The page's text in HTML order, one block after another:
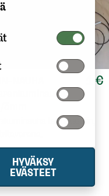
1 €
telttakaariin,
HYVÄKSY
EVÄSTEET